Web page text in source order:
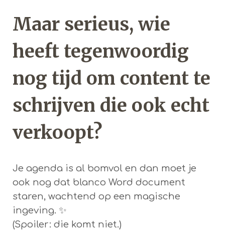
Maar serieus, wie
heeft tegenwoordig
nog tijd om content te
schrijven die ook echt
verkoopt?
Je agenda is al bomvol en dan moet je
ook nog dat blanco Word document
staren, wachtend op een magische
ingeving. ✨
(Spoiler: die komt niet.)